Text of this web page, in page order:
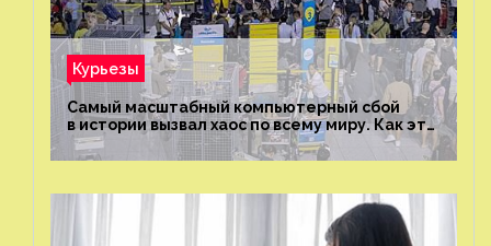
Курьезы
Самый масштабный компьютерный сбой
в истории вызвал хаос по всему миру. Как это
было?